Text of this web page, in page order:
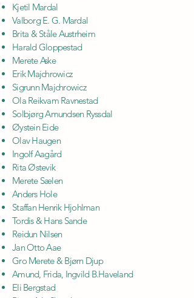
Kjetil Mardal
Valborg E. G. Mardal
Brita & Ståle Austrheim
Harald Gloppestad
Merete Aske
Erik Majchrowicz
Sigrunn Majchrowicz
Ola Reikvam Ravnestad
Solbjørg Amundsen Ryssdal
Øystein Eide
Olav Haugen
Ingolf Aagård
Rita Østevik
Merete Sælen
Anders Hole
Staffan Henrik Hjohlman
Tordis & Hans Sande
Reidun Nilsen
Jan Otto Aae
Gro Merete & Bjørn Djup
Amund, Frida, Ingvild B.Haveland
Eli Bergstad